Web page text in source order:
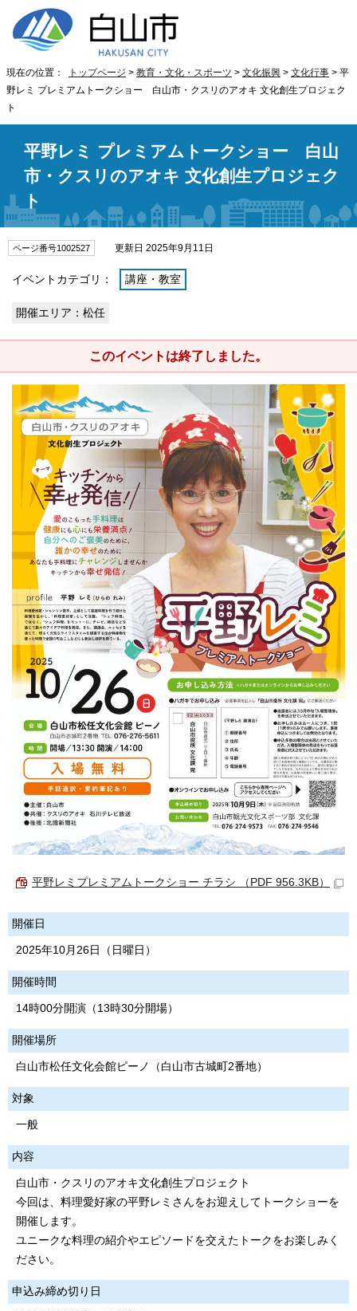
現在の位置： トップページ > 教育・文化・スポーツ > 文化振興 > 文化行事 > 平
野レミ プレミアムトークショー 白山市・クスリのアオキ 文化創生プロジェク
ト
平野レミ プレミアムトークショー 白山
市・クスリのアオキ 文化創生プロジェク
ト
ページ番号1002527 更新日 2025年9月11日
イベントカテゴリ： 講座・教室
開催エリア：松任
このイベントは終了しました。
平野レミプレミアムトークショー チラシ （PDF 956.3KB）
開催日
2025年10月26日（日曜日）
開催時間
14時00分開演（13時30分開場）
開催場所
白山市松任文化会館ピーノ（白山市古城町2番地）
対象
一般
内容
白山市・クスリのアオキ文化創生プロジェクト
今回は、料理愛好家の平野レミさんをお迎えしてトークショーを
開催します。
ユニークな料理の紹介やエピソードを交えたトークをお楽しみく
ださい。
申込み締め切り日